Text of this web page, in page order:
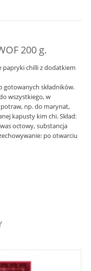
200 g.
papryki chilli z dodatkiem
gotowanych składników.
wszystkiego, w
np. do marynat,
kapusty kim chi. Skład:
octowy, substancja
po otwarciu